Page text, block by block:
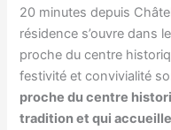
20 minutes depuis
résidence s’ouvre dans
proche du centre
festivité et convivialité
proche du centre
tradition et qui